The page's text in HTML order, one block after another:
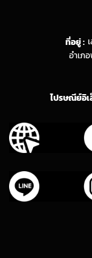
ที่อยู่ :
อำเภ
ไปรษณีย์อิ